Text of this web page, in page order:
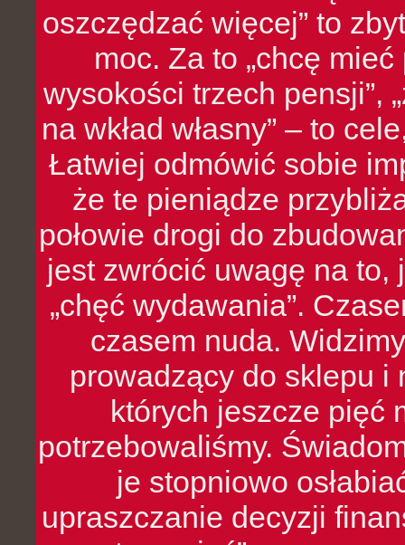
oszczędzać więcej” to
moc. Za to „chcę
wysokości trzech pensji”,
na wkład własny” – to
Łatwiej odmówić sobie
że te pieniądze
połowie drogi do
jest zwrócić uwagę na to,
„chęć wydawania”.
czasem nuda.
prowadzący do sklepu i
których jeszcze pięć
potrzebowaliśmy.
je stopniowo
upraszczanie decyzji